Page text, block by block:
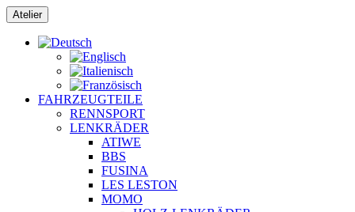
Zum
Inhalt
springen
Atelier
FAHRZEUGTEILE
RENNSPORT
LENKRÄDER
ATIWE
BBS
FUSINA
LES LESTON
MOMO